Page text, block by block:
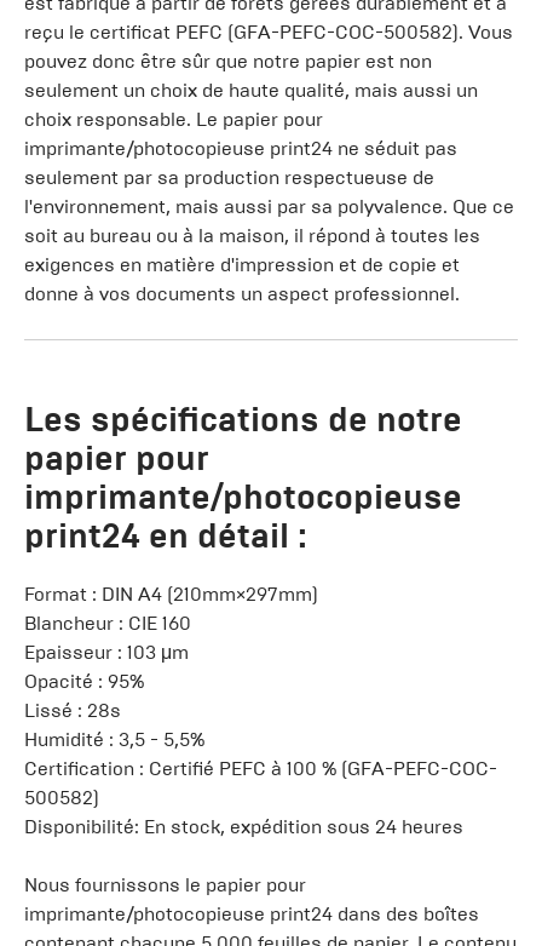
reçu le certificat PEFC (GFA-PEFC-COC-500582). Vous
pouvez donc être sûr que notre papier est non
seulement un choix de haute qualité, mais aussi un
choix responsable. Le papier pour
imprimante/photocopieuse print24 ne séduit pas
seulement par sa production respectueuse de
l'environnement, mais aussi par sa polyvalence. Que ce
soit au bureau ou à la maison, il répond à toutes les
exigences en matière d'impression et de copie et
donne à vos documents un aspect professionnel.
Les spécifications de notre
papier pour
imprimante/photocopieuse
print24 en détail :
Format : DIN A4 (210mm×297mm)
Blancheur : CIE 160
Epaisseur : 103 μm
Opacité : 95%
Lissé : 28s
Humidité : 3,5 - 5,5%
Certification : Certifié PEFC à 100 % (GFA-PEFC-COC-
500582)
Disponibilité: En stock, expédition sous 24 heures
Nous fournissons le papier pour
imprimante/photocopieuse print24 dans des boîtes